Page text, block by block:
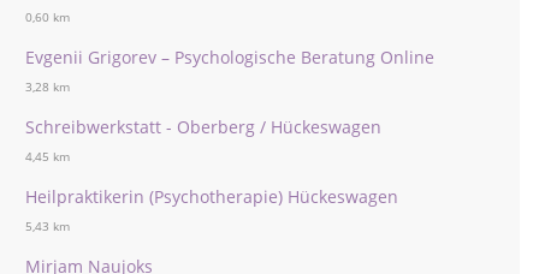
0,60 km
Evgenii Grigorev – Psychologische Beratung Online
3,28 km
Schreibwerkstatt - Oberberg / Hückeswagen
4,45 km
Heilpraktikerin (Psychotherapie) Hückeswagen
5,43 km
Mirjam Naujoks